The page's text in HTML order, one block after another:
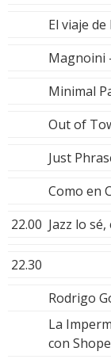
El viaje de
Magnoini
Minimal
Out of
Just
Como en
22.00 Jazz lo
22.30
Rodrigo
La
con